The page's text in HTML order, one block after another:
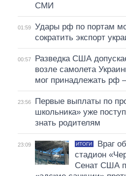
СМИ
01:59
Удары рф по портам
сократить экспорт
00:57
Разведка США
возле самолета
мог принадлежать рф
23:56
Первые выплаты по
школьника» уже
знать родителям
23:09 ИТОГИ
Враг
стадион
Сенат США